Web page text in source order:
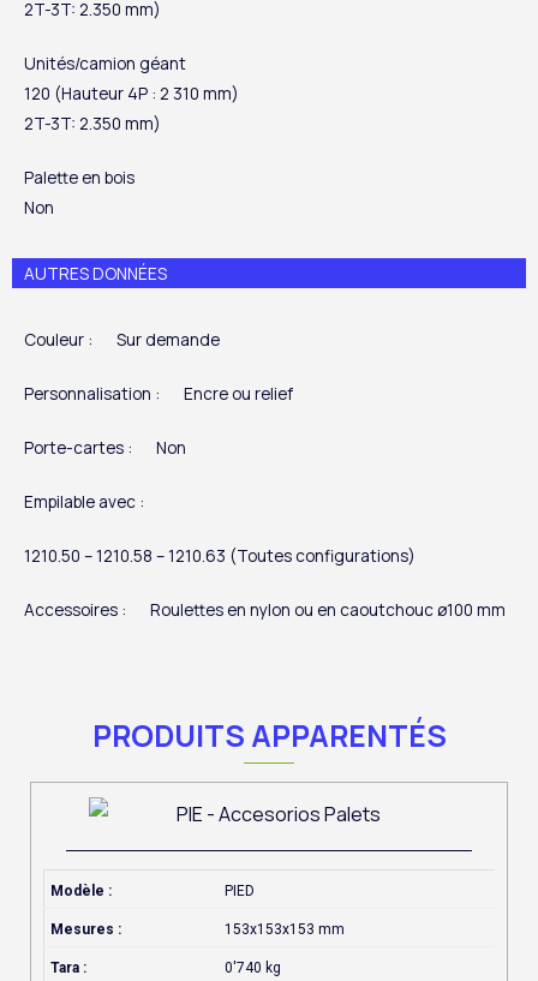
2T-3T: 2.350 mm)
Unités/camion géant
120 (Hauteur 4P : 2 310 mm)
2T-3T: 2.350 mm)
Palette en bois
Non
AUTRES DONNÉES
Couleur : Sur demande
Personnalisation : Encre ou relief
Porte-cartes : Non
Empilable avec :
1210.50 – 1210.58 – 1210.63 (Toutes configurations)
Accessoires : Roulettes en nylon ou en caoutchouc ø100 mm
PRODUITS APPARENTÉS
Modèle : PIED
Mesures : 153x153x153 mm
Tara : 0'740 kg